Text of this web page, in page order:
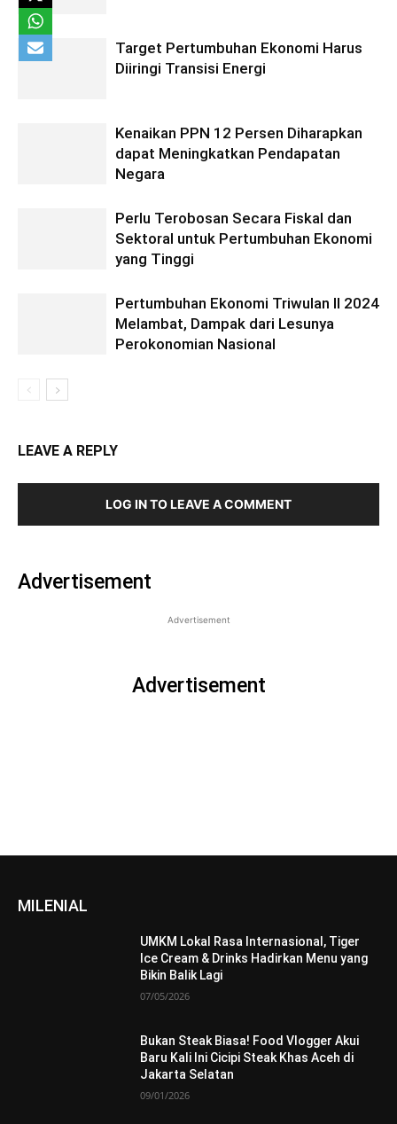
Target Pertumbuhan Ekonomi Harus
Diiringi Transisi Energi
Kenaikan PPN 12 Persen Diharapkan
dapat Meningkatkan Pendapatan
Negara
Perlu Terobosan Secara Fiskal dan
Sektoral untuk Pertumbuhan Ekonomi
yang Tinggi
Pertumbuhan Ekonomi Triwulan II 2024
Melambat, Dampak dari Lesunya
Perokonomian Nasional
LEAVE A REPLY
LOG IN TO LEAVE A COMMENT
Advertisement
Advertisement
Advertisement
MILENIAL
UMKM Lokal Rasa Internasional, Tiger
Ice Cream & Drinks Hadirkan Menu yang
Bikin Balik Lagi
07/05/2026
Bukan Steak Biasa! Food Vlogger Akui
Baru Kali Ini Cicipi Steak Khas Aceh di
Jakarta Selatan
09/01/2026